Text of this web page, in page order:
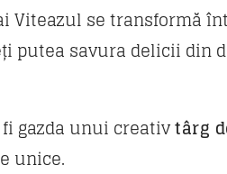
Viteazul se transformă
putea savura delicii din
gazda unui creativtârg
unice.